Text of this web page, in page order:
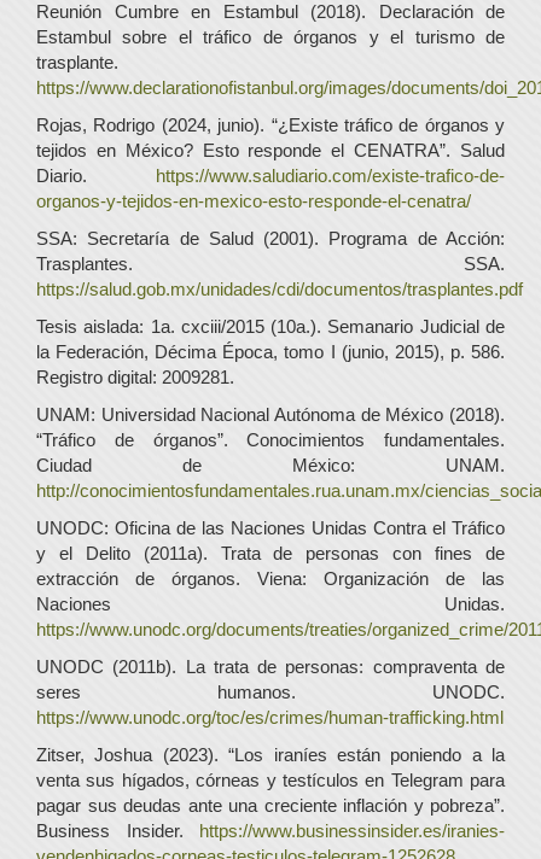
Reunión Cumbre en Estambul (2018). Declaración de
Estambul sobre el tráfico de órganos y el turismo de
trasplante.
https://www.declarationofistanbul.org/images/documents/
Rojas, Rodrigo (2024, junio). “¿Existe tráfico de órganos y
tejidos en México? Esto responde el CENATRA”. Salud
Diario.
https://www.saludiario.com/existe-trafico-de-
organos-y-tejidos-en-mexico-esto-responde-el-cenatra/
SSA: Secretaría de Salud (2001). Programa de Acción:
Trasplantes. SSA.
https://salud.gob.mx/unidades/cdi/documentos/trasplantes.pdf
Tesis aislada: 1a. cxciii/2015 (10a.). Semanario Judicial de
la Federación, Décima Época, tomo I (junio, 2015), p. 586.
Registro digital: 2009281.
UNAM: Universidad Nacional Autónoma de México (2018).
“Tráfico de órganos”. Conocimientos fundamentales.
Ciudad de México: UNAM.
http://conocimientosfundamentales.rua.unam.mx/
UNODC: Oficina de las Naciones Unidas Contra el Tráfico
y el Delito (2011a). Trata de personas con fines de
extracción de órganos. Viena: Organización de las
Naciones Unidas.
https://www.unodc.org/documents/treaties/organized_crime/
UNODC (2011b). La trata de personas: compraventa de
seres humanos. UNODC.
https://www.unodc.org/toc/es/crimes/human-trafficking.html
Zitser, Joshua (2023). “Los iraníes están poniendo a la
venta sus hígados, córneas y testículos en Telegram para
pagar sus deudas ante una creciente inflación y pobreza”.
Business Insider.
https://www.businessinsider.es/iranies-